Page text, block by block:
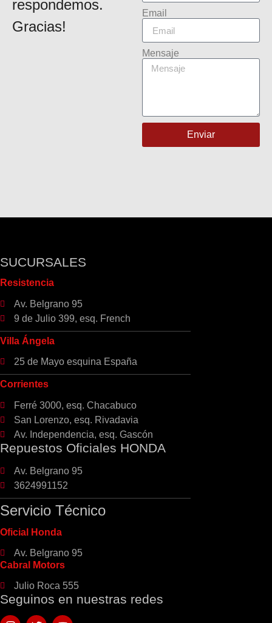
respondemos.
Gracias!
Email
Mensaje
Enviar
SUCURSALES
Resistencia
Av. Belgrano 95
9 de Julio 399, esq. French
Villa Ángela
25 de Mayo esquina España
Corrientes
Ferré 3000, esq. Chacabuco
San Lorenzo, esq. Rivadavia
Av. Independencia, esq. Gascón
Repuestos Oficiales HONDA
Av. Belgrano 95
3624991152
Servicio Técnico
Oficial Honda
Av. Belgrano 95
Cabral Motors
Julio Roca 555
Seguinos en nuestras redes